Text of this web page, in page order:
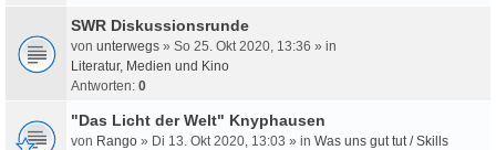
SWR Diskussionsrunde
von unterwegs » So 25. Okt 2020, 13:36 » in
Literatur, Medien und Kino
Antworten: 0
"Das Licht der Welt" Knyphausen
von Rango » Di 13. Okt 2020, 13:03 » in Was uns gut tut / Skills